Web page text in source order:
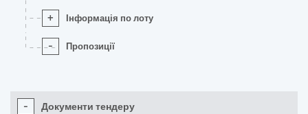
+ Інформація по лоту
- Пропозиції
- Документи тендеру